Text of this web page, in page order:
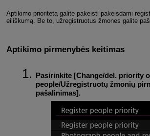
Aptikimo prioritetą galite pakeisti pakeisdami
eiliškumą. Be to, užregistruotus žmones galite
Aptikimo pirmenybės keitimas
Pasirinkite [Change/del. priority
people/Užregistruotų žmonių
pašalinimas].